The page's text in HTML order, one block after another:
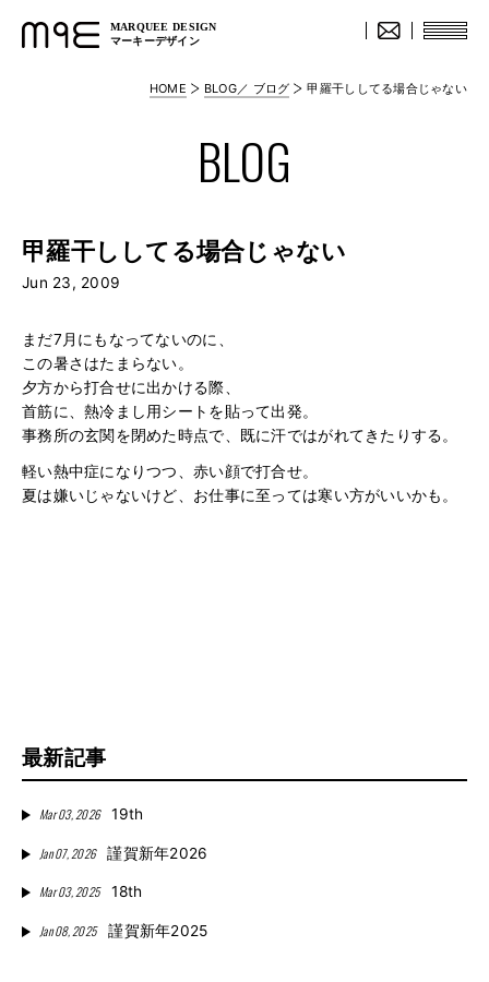
MARQUEE DESIGN
マーキーデザイン
HOME BLOG／ ブログ 甲羅干ししてる場合じゃない
BLOG
甲羅干ししてる場合じゃない
Jun 23, 2009
まだ7月にもなってないのに、
この暑さはたまらない。
夕方から打合せに出かける際、
首筋に、熱冷まし用シートを貼って出発。
事務所の玄関を閉めた時点で、既に汗ではがれてきたりする。
軽い熱中症になりつつ、赤い顔で打合せ。
夏は嫌いじゃないけど、お仕事に至っては寒い方がいいかも。
最新記事
Mar 03, 2026 19th
Jan 07, 2026 謹賀新年2026
Mar 03, 2025 18th
Jan 08, 2025 謹賀新年2025